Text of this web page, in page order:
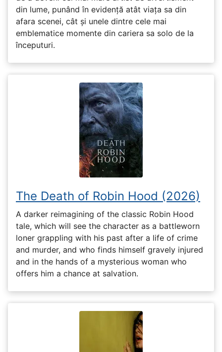
din lume, punând în evidență atât viața sa din
afara scenei, cât și unele dintre cele mai
emblematice momente din cariera sa solo de la
începuturi.
The Death of Robin Hood (2026)
A darker reimagining of the classic Robin Hood
tale, which will see the character as a battleworn
loner grappling with his past after a life of crime
and murder, and who finds himself gravely injured
and in the hands of a mysterious woman who
offers him a chance at salvation.